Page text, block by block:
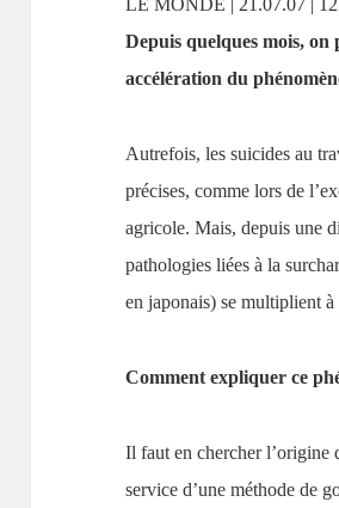
LE MONDE | 21.07.07 |
Depuis quelques mois,
accélération du
Autrefois, les suicides au
précises, comme lors de
agricole. Mais, depuis une
pathologies liées à la
en japonais) se multiplient
Comment expliquer ce
Il faut en chercher l’origine
service d’une méthode de